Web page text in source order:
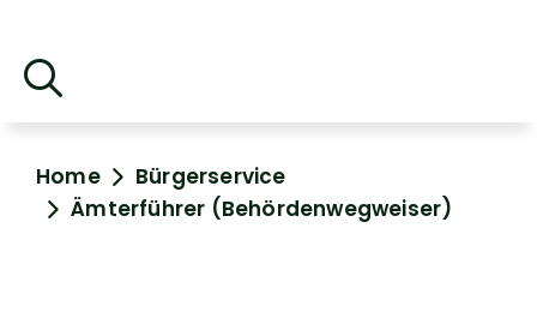
Home
Bürgerservice
Ämterführer (Behördenwegweiser)